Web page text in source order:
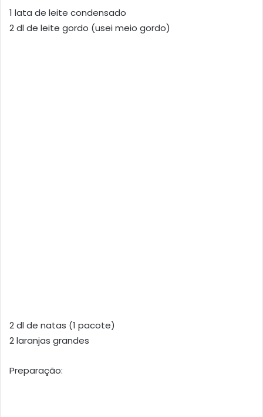
1 lata de leite condensado
2 dl de leite gordo (usei meio gordo)
2 dl de natas (1 pacote)
2 laranjas grandes
Preparação: